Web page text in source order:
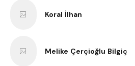
Koral İlhan
Melike Çerçioğlu Bilgiç